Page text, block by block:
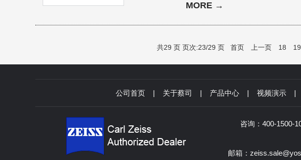
测头又该如何选择呢?下面为大家详细介绍。 昆山友硕新材
理，除了销售各种型号蔡司
MORE →
共29 页 页次:23/29 页 首页 上一页 18 19
公司首页 | 关于蔡司 | 产品中心 | 视频演示 |
咨询：400-1500-
邮箱：